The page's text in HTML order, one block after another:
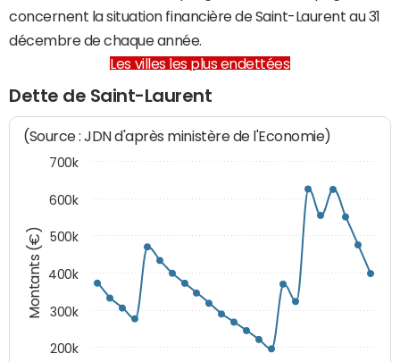
concernent la situation financière de Saint-Laurent au 31
décembre de chaque année.
Les villes les plus endettées
Dette de Saint-Laurent
Montants (€)
(Source : JDN d'après ministère de l'Economie)
200k
300k
400k
500k
600k
700k